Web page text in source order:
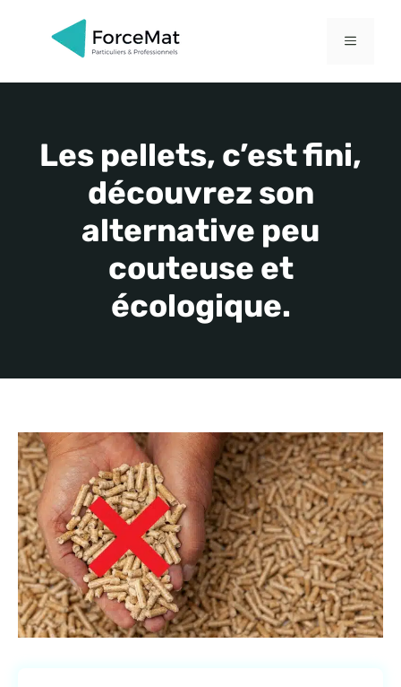
MENU
Les pellets, c’est fini,
découvrez son
alternative peu
couteuse et
écologique.